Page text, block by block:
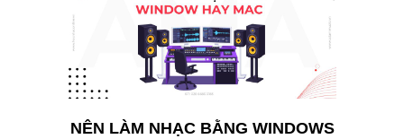
NÊN LÀM NHẠC BẰNG WINDOWS